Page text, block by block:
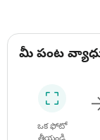
మీ పంట
ఒక ఫోటో